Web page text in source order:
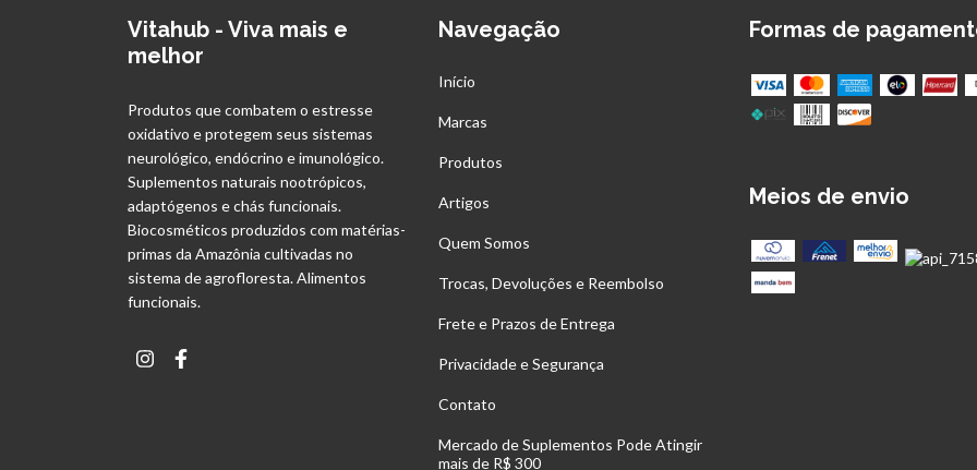
Vitahub - Viva mais e
melhor
Produtos que combatem o estresse
oxidativo e protegem seus sistemas
neurológico, endócrino e imunológico.
Suplementos naturais nootrópicos,
adaptógenos e chás funcionais.
Biocosméticos produzidos com matérias-
primas da Amazônia cultivadas no
sistema de agrofloresta. Alimentos
funcionais.
Navegação
Início
Marcas
Produtos
Artigos
Quem Somos
Trocas, Devoluções e Reembolso
Frete e Prazos de Entrega
Privacidade e Segurança
Contato
Mercado de Suplementos Pode Atingir
mais de R$ 300
Formas de
Meios de envio